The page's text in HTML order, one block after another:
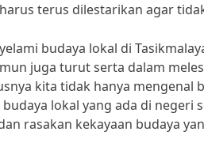
terus dilestarikan agar
budaya lokal di
juga turut serta dalam
kita tidak hanya mengenal
lokal yang ada di negeri
rasakan kekayaan budaya